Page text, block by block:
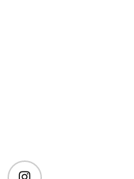
instagram